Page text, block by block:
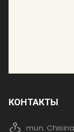
КОНТАКТЫ
mun.